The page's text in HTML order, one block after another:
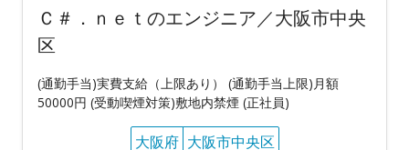
Ｃ＃．ｎｅｔのエンジニア／大阪市中央
区
(通勤手当)実費支給（上限あり） (通勤手当上限)月額
50000円 (受動喫煙対策)敷地内禁煙 (正社員)
大阪府 大阪市中央区